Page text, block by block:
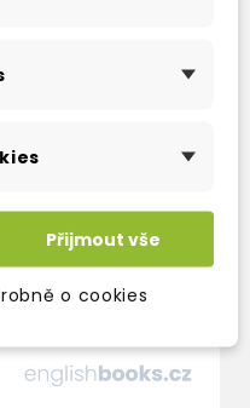
EBOOK
3 týdny
Přijmout vše
o cookies